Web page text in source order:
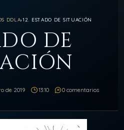
DDLA›12. ESTADO DE SITUACIÓN
DE
de 2019 13:10 0 comentarios